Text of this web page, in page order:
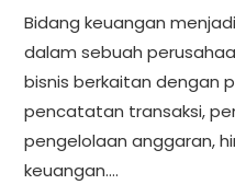
Bidang keuangan
dalam sebuah
bisnis berkaitan dengan
pencatatan transaksi,
pengelolaan anggaran,
keuangan.…